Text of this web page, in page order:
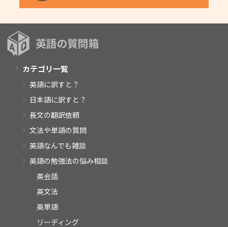
カテゴリ一覧
英語に訳すと？
日本語に訳すと？
長文の翻訳依頼
文法や単語の質問
英語なんでも雑談
英語の勉強法の悩み相談
英会話
英文法
英単語
リーディング